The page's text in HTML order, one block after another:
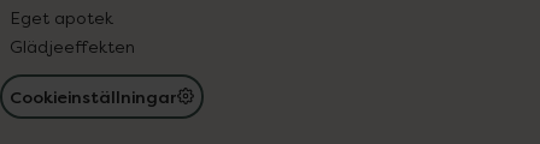
Eget apotek
Glädjeeffekten
Cookieinställningar